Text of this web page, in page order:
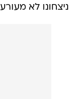
ניצחונו לא מעורער, עם